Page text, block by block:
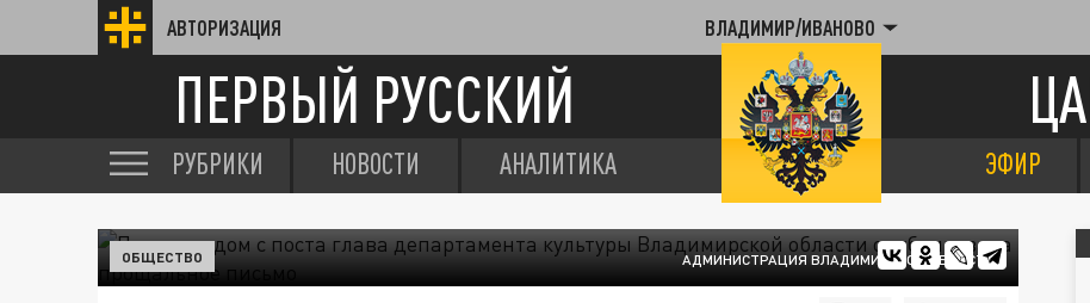
АВТОРИЗАЦИЯ ВЛАДИМИР/ИВАНОВО
ПЕРВЫЙ РУССКИЙ
РУБРИКИ НОВОСТИ АНАЛИТИКА ЭФИР
АДМИНИСТРАЦИЯ ВЛАДИМИРСКОЙ ОБЛАСТИ
ОБЩЕСТВО